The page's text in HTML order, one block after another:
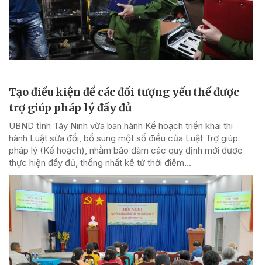
Tạo điều kiện để các đối tượng yếu thế được
trợ giúp pháp lý đầy đủ
UBND tỉnh Tây Ninh vừa ban hành Kế hoạch triển khai thi
hành Luật sửa đổi, bổ sung một số điều của Luật Trợ giúp
pháp lý (Kế hoạch), nhằm bảo đảm các quy định mới được
thực hiện đầy đủ, thống nhất kể từ thời điểm...